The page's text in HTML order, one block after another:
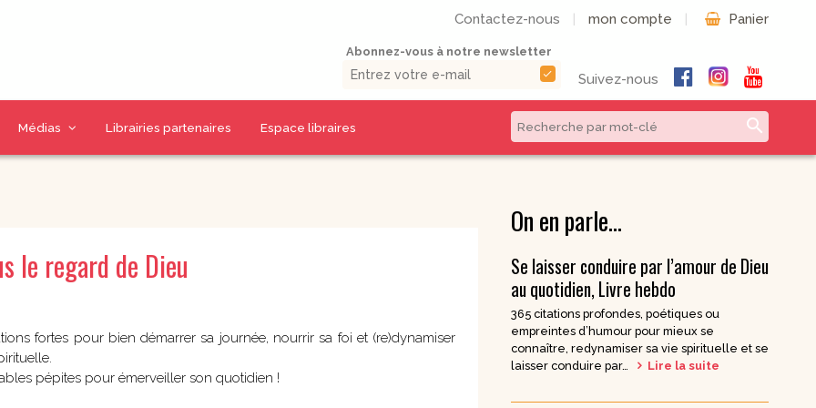
Contactez-nous mon compte Panier
Abonnez-vous à notre newsletter
check Suivez-nous
la Bible
Outils missionnaires
Petits traités
charismes- Série II
dans l’esprit
Musique et Chants /
CD pour prier
CD Histoire de
Conférences
Spirituelles
Partitions de
musique
Vie pratique
Médias Librairies partenaires Espace libraires search
le regard de Dieu
fortes pour bien démarrer sa journée, nourrir sa foi et (re)dynamiser
pépites pour émerveiller son quotidien !
On en parle…
Se laisser conduire par l’amour de Dieu
au quotidien, Livre hebdo
365 citations profondes, poétiques ou
empreintes d’humour pour mieux se
connaître, redynamiser sa vie spirituelle et se
laisser conduire par…
Lire la suite